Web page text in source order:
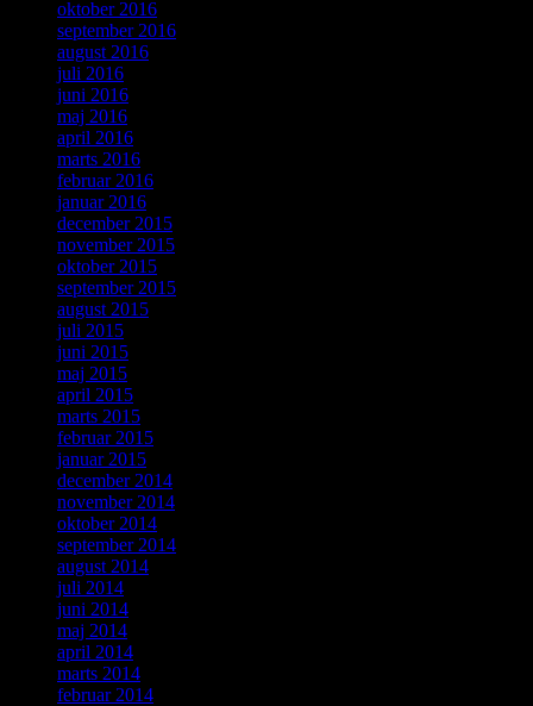
oktober 2016
september 2016
august 2016
juli 2016
juni 2016
maj 2016
april 2016
marts 2016
februar 2016
januar 2016
december 2015
november 2015
oktober 2015
september 2015
august 2015
juli 2015
juni 2015
maj 2015
april 2015
marts 2015
februar 2015
januar 2015
december 2014
november 2014
oktober 2014
september 2014
august 2014
juli 2014
juni 2014
maj 2014
april 2014
marts 2014
februar 2014